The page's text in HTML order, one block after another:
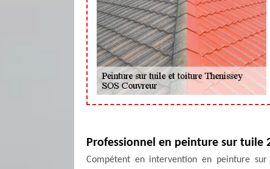
Professionnel en peinture sur tuile
Compétent en intervention en peinture